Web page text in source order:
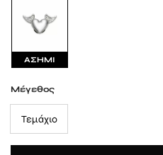
ΑΣΗΜΙ
Μέγεθος
Τεμάχιο